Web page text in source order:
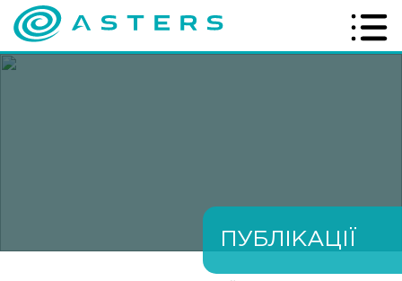
ПУБЛІКАЦІЇ